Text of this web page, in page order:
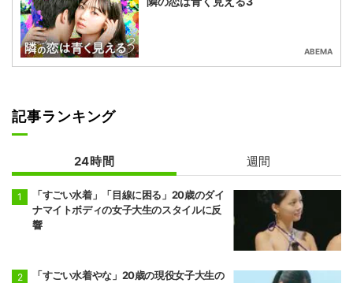
ABEMA
記事ランキング
24時間 週間
「すごい水着」「目線に困る」20歳のダイ
ナマイトボディの女子大生のスタイルに反
響
「すごい水着やな」20歳の現役女子大生の